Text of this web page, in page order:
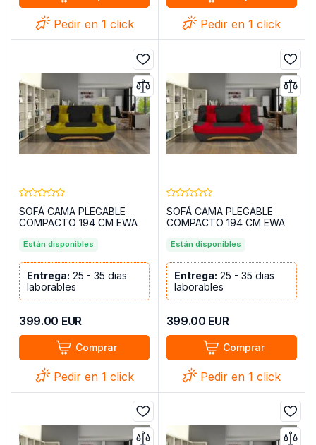
Pedir en 1 click Pedir en 1 click
SOFÁ CAMA PLEGABLE
COMPACTO 194 CM EWA
Están disponibles
Entrega: 25 - 35 dias
laborables
399.00 EUR
Comprar
Pedir en 1 click
SOFÁ CAMA PLEGABLE
COMPACTO 194 CM EWA
Están disponibles
Entrega: 25 - 35 dias
laborables
399.00 EUR
Comprar
Pedir en 1 click